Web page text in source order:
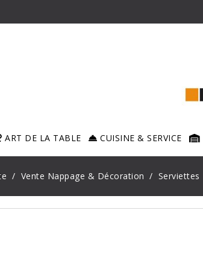
ART DE LA TABLE CUISINE & SERVICE
Vente Nappage & Décoration Serviettes